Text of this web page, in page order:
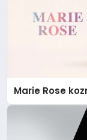
Marie Rose